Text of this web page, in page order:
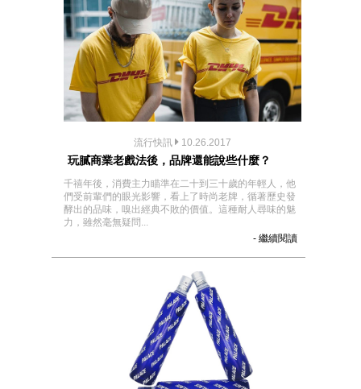
流行快訊 10.26.2017
玩膩商業老戲法後，品牌還能說些什麼？
千禧年後，消費主力瞄準在二十到三十歲的年輕人，他
們受前輩們的眼光影響，看上了時尚老牌，循著歷史發
酵出的品味，嗅出經典不敗的價值。這種耐人尋味的魅
力，雖然毫無疑問...
- 繼續閱讀